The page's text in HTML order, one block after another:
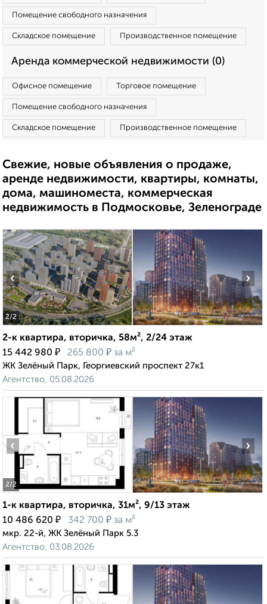
Помещение свободного назначения
Складское помещение Производственное помещение
Аренда коммерческой недвижимости (0)
Офисное помещение Торговое помещение
Помещение свободного назначения
Складское помещение Производственное помещение
Свежие, новые объявления о продаже,
аренде недвижимости, квартиры, комнаты,
дома, машиноместа, коммерческая
недвижимость в Подмосковье, Зеленограде
2/2
‹ ›
2-к квартира, вторичка, 58м², 2/24 этаж
15 442 980 ₽ 265 800 ₽ за м²
ЖК Зелёный Парк, Георгиевский проспект 27к1
Агентство, 05.08.2026
2/2
‹ ›
1-к квартира, вторичка, 31м², 9/13 этаж
10 486 620 ₽ 342 700 ₽ за м²
мкр. 22-й, ЖК Зелёный Парк 5.3
Агентство, 03.08.2026